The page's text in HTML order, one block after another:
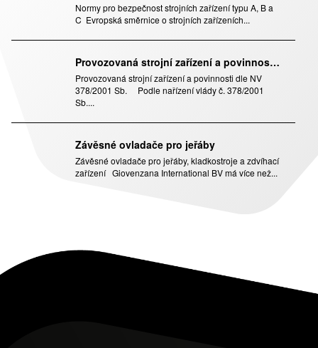
Normy pro bezpečnost strojních zařízení typu A, B a
C Evropská směrnice o strojních zařízeních...
Provozovaná strojní zařízení a povinnosti dle NV 378/2001 Sb.
Provozovaná strojní zařízení a povinnosti dle NV
378/2001 Sb. Podle nařízení vlády č. 378/2001
Sb....
Závěsné ovladače pro jeřáby
Závěsné ovladače pro jeřáby, kladkostroje a zdvíhací
zařízení Giovenzana International BV má více než...